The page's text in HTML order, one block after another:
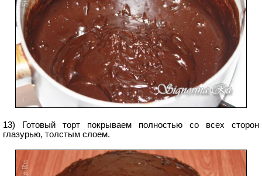
13) Готовый торт покрываем полностью со всех сторон
глазурью, толстым слоем.